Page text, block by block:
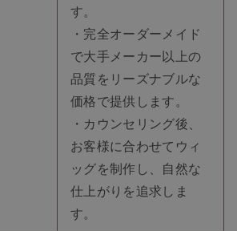
す。
・完全オーダーメイド
で大手メーカー以上の
品質をリーズナブルな
価格で提供します。
・カウンセリング後、
お客様に合わせてウィ
ッグを制作し、自然な
仕上がりを追求しま
す。